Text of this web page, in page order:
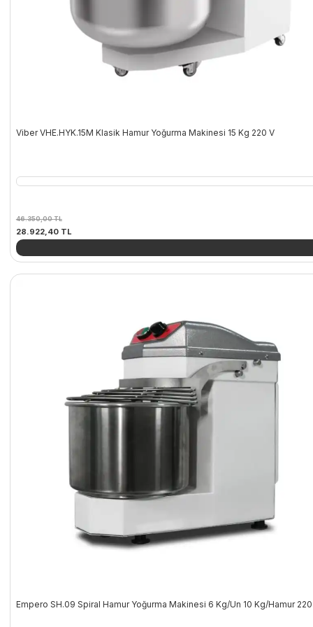
Viber VHE.HYK.15M Klasik Hamur Yoğurma Makinesi 15 Kg 220 V
46.350,00TL
Orijinal
fiyat:
46.350,00 TL.
28.922,40 TLŞu
fiyat:
Empero SH.09 Spiral Hamur Yoğurma Makinesi 6 Kg/Un 10 Kg/Hamur